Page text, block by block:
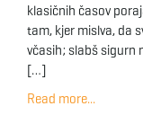
klasičnih časov
tam, kjer mislva, da
včasih; slabš sigurn
[…]
Read more...